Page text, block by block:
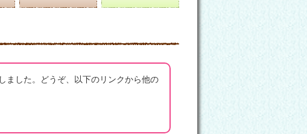
ました。どうぞ、以下のリンクから他の